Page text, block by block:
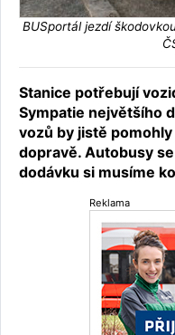
BUSportál jezdí
Stanice potřebují
Sympatie největšího
vozů by jistě
dopravě. Autobusy
dodávku si musíme
Reklama